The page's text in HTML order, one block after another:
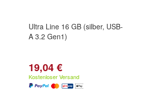
Ultra Line 16 GB (silber, USB-
A 3.2 Gen1)
19,04 €
Kostenloser Versand